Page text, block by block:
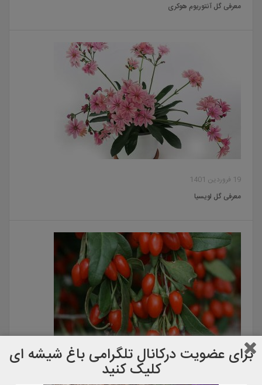
معرفی گل آنتوریوم هوکری
19 فروردین 1401
معرفی گل لویسیا
برای عضویت دركانال تلگرامی باغ شیشه ای
کلیک کنید